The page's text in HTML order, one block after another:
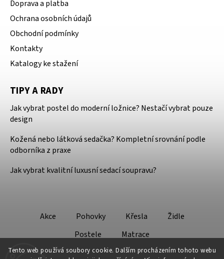
Tento web používá soubory cookie. Dalším procházením tohoto webu
Doprava a platba
Ochrana osobních údajů
Obchodní podmínky
Kontakty
Katalogy ke stažení
TIPY A RADY
Jak vybrat postel do moderní ložnice? Nestačí vybrat pouze
design
Kožená nebo látková sedačka? Kompletní srovnání podle
odborníka z praxe
Jak vybrat kvalitní luxusní sedací soupravu?
Akce Pohovky Křesla
Židle
Postele
Matrace